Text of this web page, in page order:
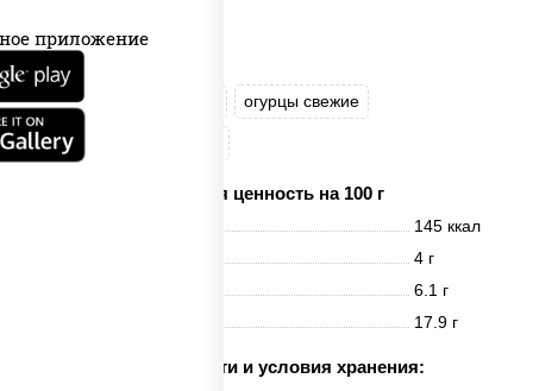
приложение
рис огурцы свежие
краб снежный
Пищевая ценность на 100 г
145 ккал
4 г
6.1 г
17.9 г
Срок годности и условия хранения: